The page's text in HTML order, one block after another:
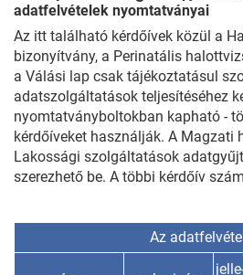
adatfelvételek nyomtatványai
Az itt található kérdőívek közül a
bizonyítvány, a Perinatális
a Válási lap csak tájékoztatásul
adatszolgáltatások teljesítéséhez
nyomtatványboltokban kapható -
kérdőíveket használják. A Magzati
Lakossági szolgáltatások
szerezhető be. A többi kérdőív
Az